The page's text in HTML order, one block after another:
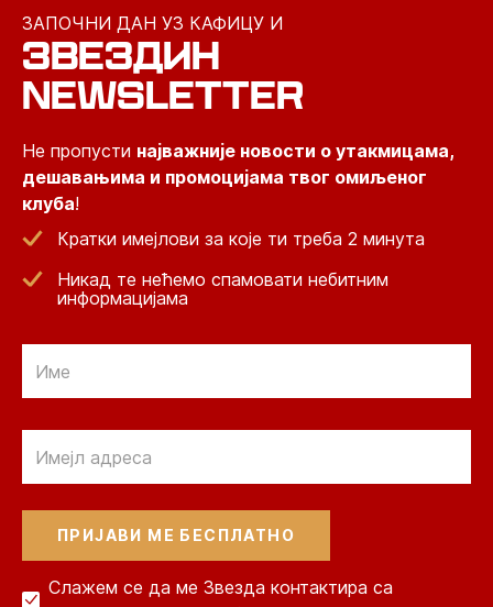
ЗАПОЧНИ ДАН УЗ КАФИЦУ И
ЗВЕЗДИН
NEWSLETTER
Не пропусти најважније новости о утакмицама,
дешавањима и промоцијама твог омиљеног
клуба!
Кратки имејлови за које ти треба 2 минута
Никад те нећемо спамовати небитним
информацијама
Слажем се да ме Звезда контактира са